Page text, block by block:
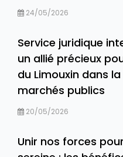
24/05/2026
Service juridique
un allié précieux
du Limouxin dans
marchés publics
20/05/2026
Unir nos forces